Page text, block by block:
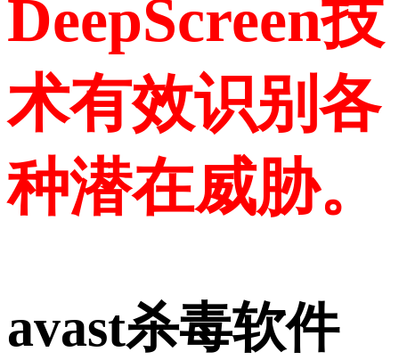
DeepScreen技
术有效识别各
种潜在威胁。
avast杀毒软件